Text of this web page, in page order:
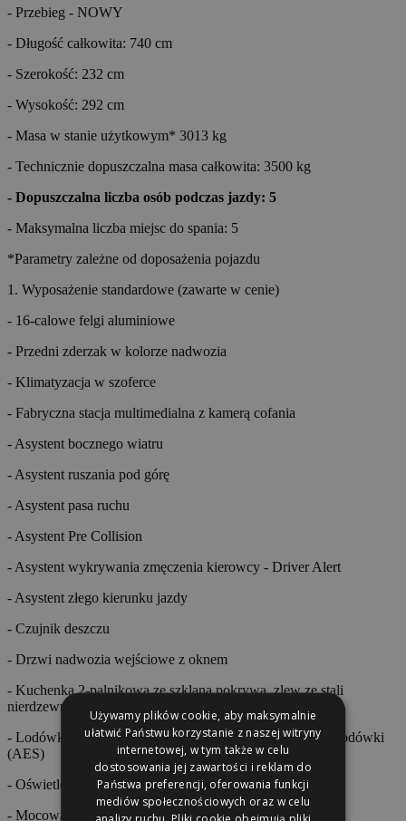
- Przebieg - NOWY
- Długość całkowita: 740 cm
- Szerokość: 232 cm
- Wysokość: 292 cm
- Masa w stanie użytkowym* 3013 kg
- Technicznie dopuszczalna masa całkowita: 3500 kg
- Dopuszczalna liczba osób podczas jazdy: 5
- Maksymalna liczba miejsc do spania: 5
*Parametry zależne od doposażenia pojazdu
1. Wyposażenie standardowe (zawarte w cenie)
- 16-calowe felgi aluminiowe
- Przedni zderzak w kolorze nadwozia
- Klimatyzacja w szoferce
- Fabryczna stacja multimedialna z kamerą cofania
- Asystent bocznego wiatru
- Asystent ruszania pod górę
- Asystent pasa ruchu
- Asystent Pre Collision
- Asystent wykrywania zmęczenia kierowcy - Driver Alert
- Asystent złego kierunku jazdy
- Czujnik deszczu
- Drzwi nadwozia wejściowe z oknem
- Kuchenka 2-palnikowa ze szklaną pokrywą, zlew ze stali
nierdzewnej
- Lodówka 160 L z automatycznym wyborem energii dla lodówki
(AES)
- Oświetlenie wewnętrzne w technologii LED
- Mocowania ISOFIX
Używamy plików cookie, aby maksymalnie
ułatwić Państwu korzystanie z naszej witryny
internetowej, w tym także w celu
dostosowania jej zawartości i reklam do
Państwa preferencji, oferowania funkcji
mediów społecznościowych oraz w celu
analizy ruchu. Pliki cookie obejmują pliki